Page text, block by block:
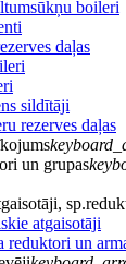
boileri
daļas
sildītāji
rezerves daļas
un grupas
atgaisotāji
reduktori un